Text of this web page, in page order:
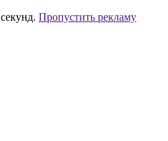
секунд. Пропустить рекламу